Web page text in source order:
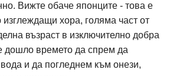
Вижте обаче японците - това е
изглеждащи хора, голяма част от
възраст в изключително добра
времето да спрем да
и да погледнем към онези,